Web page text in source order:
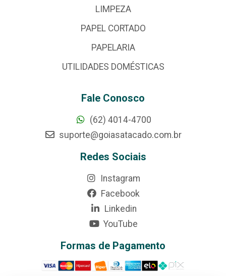
LIMPEZA
PAPEL CORTADO
PAPELARIA
UTILIDADES DOMÉSTICAS
Fale Conosco
(62) 4014-4700
suporte@goiasatacado.com.br
Redes Sociais
Instagram
Facebook
Linkedin
YouTube
Formas de Pagamento